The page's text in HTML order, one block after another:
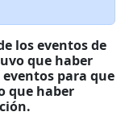
los eventos de
que haber
para que
que haber